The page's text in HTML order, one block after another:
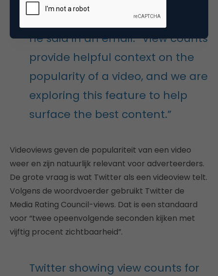
provide a rich video experience,”
he said in an email. “View counts
provide helpful context on the
popularity of a video, and we are
exploring this feature to help
surface the best content.”
Videoviews geven de populariteit van een video
weer en zijn natuurlijk relevant voor adverteerders.
De grote vraag is wat Twitter als een videoview telt.
Volgens de woordvoerder gebruikt Twitter de
Media Rating Council-views. Dat is een standaard
voor “twee opeenvolgende seconden kijken met
vijftig procent zichtbaarheid”.
Twitter showing view counts for